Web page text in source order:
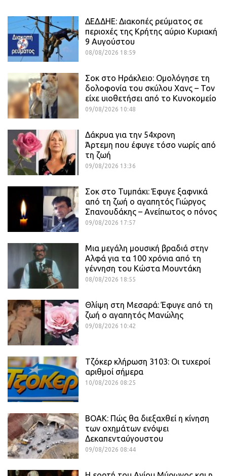
ΔΕΔΔΗΕ: Διακοπές ρεύματος σε
περιοχές της Κρήτης αύριο Κυριακή
9 Αυγούστου
08/08/2026 18:59
Σοκ στο Ηράκλειο: Ομολόγησε τη
δολοφονία του σκύλου Χανς – Τον
είχε υιοθετήσει από το Κυνοκομείο
09/08/2026 10:48
Δάκρυα για την 54χρονη
Άρτεμη που έφυγε τόσο νωρίς από
τη ζωή
09/08/2026 13:36
Σοκ στο Τυμπάκι: Έφυγε ξαφνικά
από τη ζωή ο αγαπητός Γιώργος
Σπανουδάκης – Ανείπωτος ο πόνος
09/08/2026 17:57
Μια μεγάλη μουσική βραδιά στην
Αλφά για τα 100 χρόνια από τη
γέννηση του Κώστα Μουντάκη
08/08/2026 18:55
Θλίψη στη Μεσαρά: Έφυγε από τη
ζωή ο αγαπητός Μανώλης
09/08/2026 10:42
Τζόκερ κλήρωση 3103: Οι τυχεροί
αριθμοί σήμερα
10/08/2026 08:25
ΒΟΑΚ: Πώς θα διεξαχθεί η κίνηση
των οχημάτων ενόψει
Δεκαπενταύγουστου
09/08/2026 08:44